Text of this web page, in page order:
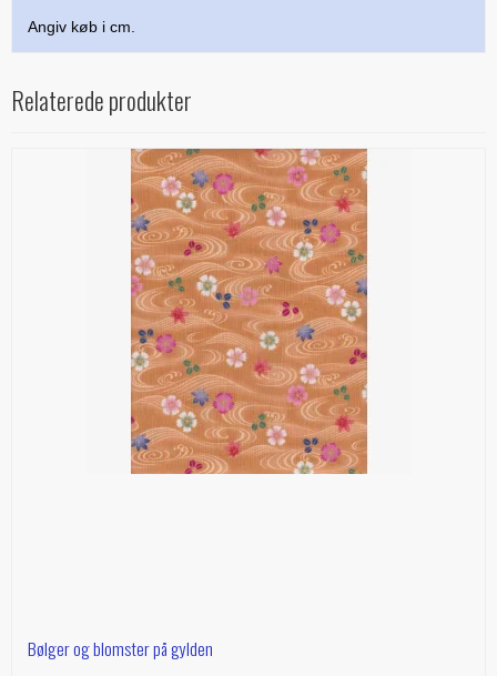
Angiv køb i cm.
Relaterede produkter
Bølger og blomster på gylden